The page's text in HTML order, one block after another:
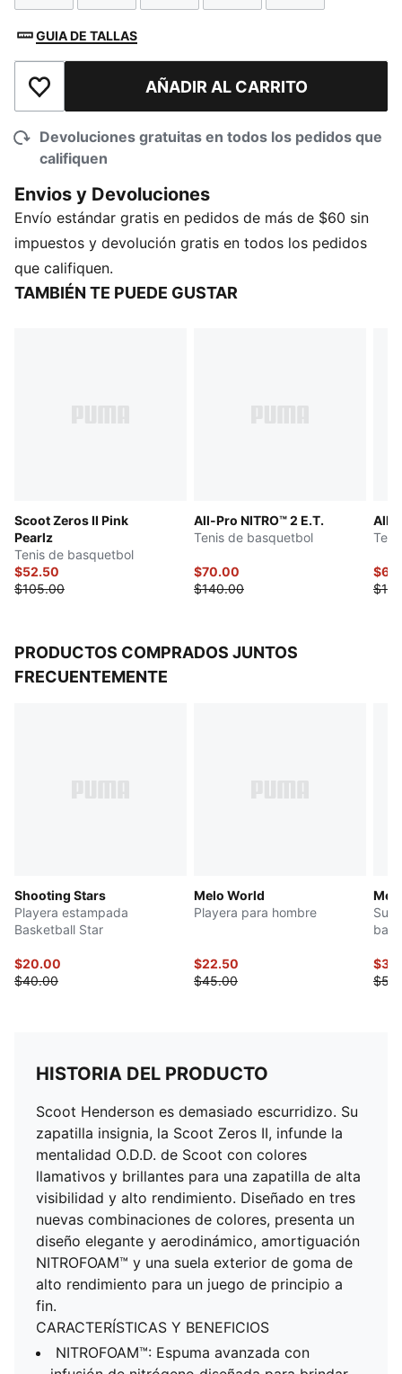
GUIA DE TALLAS
Añadir a la lista de deseosAÑADIR AL CARRITO
Devoluciones gratuitas en todos los pedidos que
califiquen
Envios y Devoluciones
Envío estándar gratis en pedidos de más de $60 sin
impuestos y devolución gratis en todos los pedidos
que califiquen.
TAMBIÉN TE PUEDE GUSTAR
Scoot Zeros II Pink
Pearlz
Tenis de basquetbol
$52.50
$105.00
All-Pro NITRO™ 2 E.T.
Tenis de basquetbol
$70.00
$140.00
All-
PRODUCTOS COMPRADOS JUNTOS
FRECUENTEMENTE
Shooting Stars
Playera estampada
Basketball Star
$20.00
$40.00
Melo World
Playera para hombre
$22.50
$45.00
HISTORIA DEL PRODUCTO
Scoot Henderson es demasiado escurridizo. Su
zapatilla insignia, la Scoot Zeros II, infunde la
mentalidad O.D.D. de Scoot con colores
llamativos y brillantes para una zapatilla de alta
visibilidad y alto rendimiento. Diseñado en tres
nuevas combinaciones de colores, presenta un
diseño elegante y aerodinámico, amortiguación
NITROFOAM™ y una suela exterior de goma de
alto rendimiento para un juego de principio a
fin.
CARACTERÍSTICAS Y BENEFICIOS
NITROFOAM™: Espuma avanzada con